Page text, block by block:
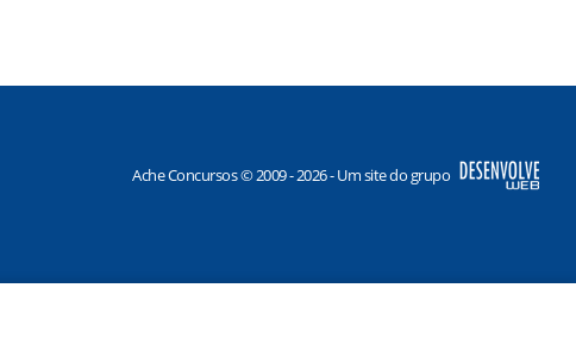
Ache Concursos © 2009 - 2026 - Um site do grupo